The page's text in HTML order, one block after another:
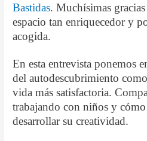
Bastidas. Muchísimas
espacio tan enriquecedor y
acogida.
En esta entrevista ponemos
del autodescubrimiento
vida más satisfactoria.
trabajando con niños y
desarrollar su creatividad.